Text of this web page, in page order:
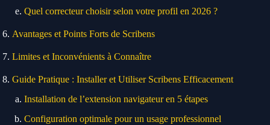
Quel correcteur choisir selon votre profil en 2026 ?
Avantages et Points Forts de Scribens
Limites et Inconvénients à Connaître
Guide Pratique : Installer et Utiliser Scribens Efficacement
Installation de l’extension navigateur en 5 étapes
Configuration optimale pour un usage professionnel